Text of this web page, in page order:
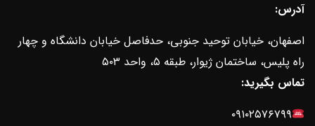
آدرس:
اصفهان، خیابان توحید جنوبی، حدفاصل خیابان دانشگاه و چهار
راه پلیس، ساختمان ژیوار، طبقه ۵، واحد ۵۰۳
تماس بگیرید:
۰۹۱۰۲۵۷۶۷۹۹